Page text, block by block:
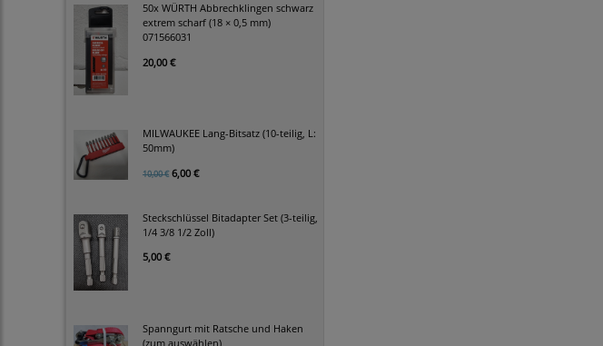
50x WÜRTH Abbrechklingen schwarz
extrem scharf (18 × 0,5 mm)
071566031
20,00 €
MILWAUKEE Lang-Bitsatz (10-teilig, L:
50mm)
10,00 € 6,00 €
Steckschlüssel Bitadapter Set (3-teilig,
1/4 3/8 1/2 Zoll)
5,00 €
Spanngurt mit Ratsche und Haken
(zum auswählen)